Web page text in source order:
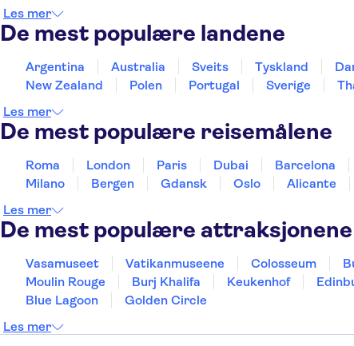
Les mer
De mest populære landene
Argentina Australia Sveits Tyskland
New Zealand
Polen Portugal Sverige
Les mer
De mest populære reisemålene
Roma London Paris Dubai Barcelona
Milano
Bergen Gdansk Oslo Alicante
Les mer
De mest populære attraksjonene
Vasamuseet Vatikanmuseene Colosseum
Moulin Rouge
Burj Khalifa Keukenhof
Blue Lagoon
Golden Circle
Les mer